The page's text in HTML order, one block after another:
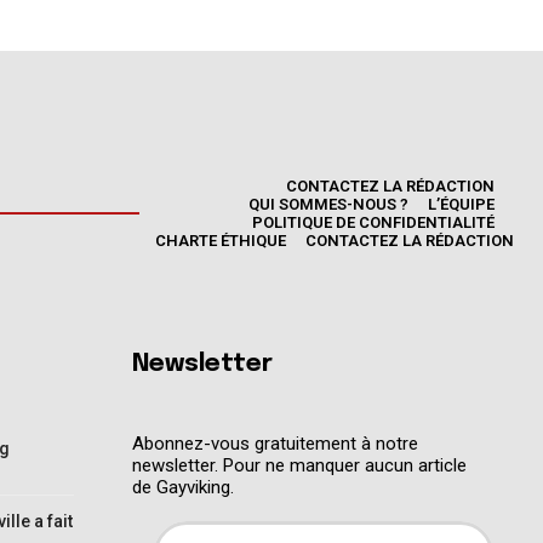
CONTACTEZ LA RÉDACTION
QUI SOMMES-NOUS ?
L’ÉQUIPE
POLITIQUE DE CONFIDENTIALITÉ
CHARTE ÉTHIQUE
CONTACTEZ LA RÉDACTION
a fait
Newsletter
Abonnez-vous gratuitement à notre
newsletter. Pour ne manquer aucun article
de Gayviking.